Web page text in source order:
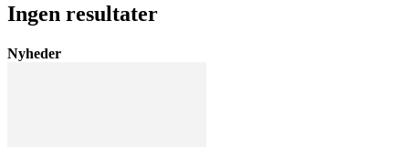
Ingen resultater
Nyheder